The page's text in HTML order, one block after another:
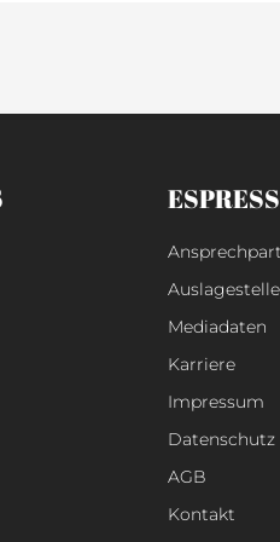
Mediadaten
Karriere
Impressum
Datenschutz
AGB
Kontakt